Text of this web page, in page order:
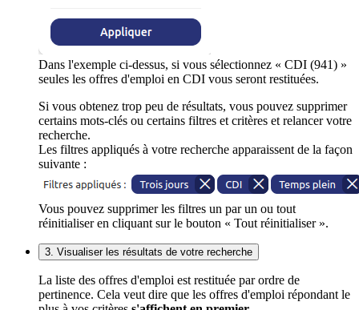
Dans l'exemple ci-dessus, si vous sélectionnez « CDI (941) »
seules les offres d'emploi en CDI vous seront restituées.
Si vous obtenez trop peu de résultats, vous pouvez supprimer
certains mots-clés ou certains filtres et critères et relancer votre
recherche.
Les filtres appliqués à votre recherche apparaissent de la façon
suivante :
Vous pouvez supprimer les filtres un par un ou tout
réinitialiser en cliquant sur le bouton « Tout réinitialiser ».
3. Visualiser les résultats de votre recherche
La liste des offres d'emploi est restituée par ordre de
pertinence. Cela veut dire que les offres d'emploi répondant le